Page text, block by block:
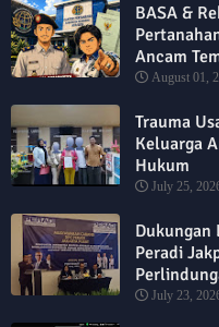
BASA &
Ancam
August 01,
Trauma
Keluarga
Hukum
July 25,
Dukungan
Peradi
July 23,